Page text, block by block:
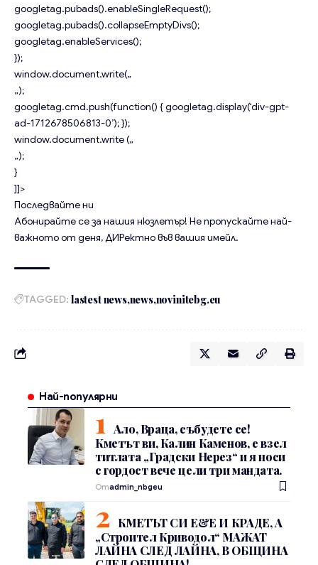
googletag.pubads().enableSingleRequest();
googletag.pubads().collapseEmptyDivs();
googletag.enableServices();
});
window.document.write(„
„);
googletag.cmd.push(function() { googletag.display(‘div-gpt-
ad-1712678506813-0’); });
window.document.write („
„);
}
]]>
Последвайте ни
Абонирайте се за нашия нюзлетър! Не пропускайте най-
важното от деня, ДИРектно във вашия имейл.
TAGGED: lastest news news novinitebg.eu
Най-популярни
Ало, Враца, събудете се!
Кметът ви, Калин Каменов, е взел
титлата „Градски Нерез“ и я носи
с гордост вече цели три мандата.
Отadmin_nbgeu
КМЕТЪТ СИ Е&Е И КРАДЕ, А
„Строител Криводол“ МАЖАТ
ЛАЙНА СЛЕД ЛАЙНА, В ОБЩИНА